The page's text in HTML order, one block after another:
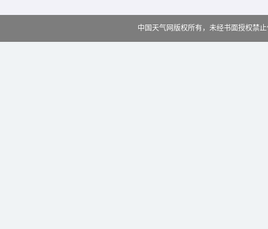
中国天气网版权所有，未经书面授权